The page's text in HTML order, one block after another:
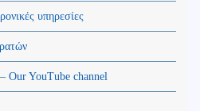
υπηρεσίες
Our YouTube channel